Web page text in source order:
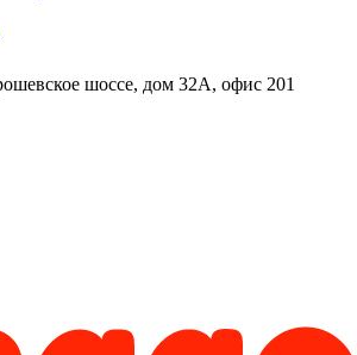
шоссе, дом 32А, офис 201